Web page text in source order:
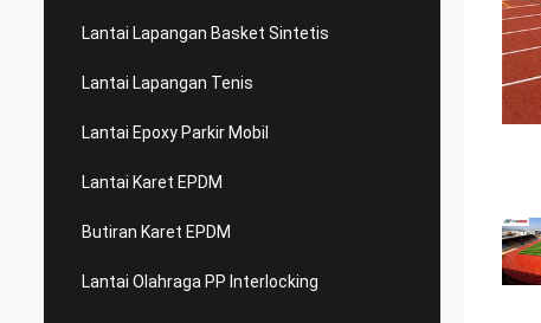
Lantai Lapangan Basket Sintetis
Lantai Lapangan Tenis
Lantai Epoxy Parkir Mobil
Lantai Karet EPDM
Butiran Karet EPDM
Lantai Olahraga PP Interlocking